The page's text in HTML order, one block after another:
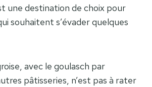
une destination de choix pour
souhaitent s’évader quelques
avec le goulasch par
pâtisseries, n’est pas à rater